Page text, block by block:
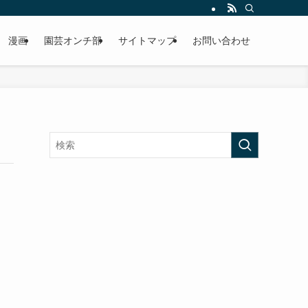
漫画 園芸オンチ部 サイトマップ お問い合わせ